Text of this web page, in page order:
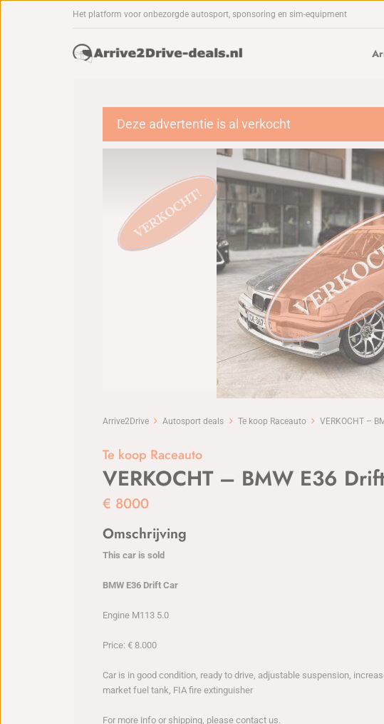
Het platform voor onbezorgde autosport, sponsoring en sim-equipment
Deze advertentie is al verkocht
Arrive2Drive Autosport deals Te koop Raceauto VERKOCHT –
Te koop Raceauto
VERKOCHT – BMW E36
€ 8000
Omschrijving
This car is sold
BMW E36 Drift Car
Engine M113 5.0
Price: € 8.000
Car is in good condition, ready to drive, adjustable suspension,
market fuel tank, FIA fire extinguisher
For more info or shipping, please contact us.